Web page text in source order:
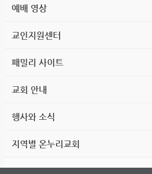
예배 영상
교인지원센터
패밀리 사이트
교회 안내
행사와 소식
지역별 온누리교회